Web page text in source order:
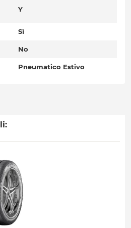
Y
Sì
No
Pneumatico Estivo